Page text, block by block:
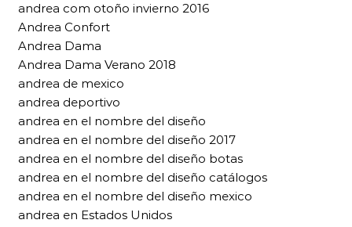
andrea com otoño invierno 2016
Andrea Confort
Andrea Dama
Andrea Dama Verano 2018
andrea de mexico
andrea deportivo
andrea en el nombre del diseño
andrea en el nombre del diseño 2017
andrea en el nombre del diseño botas
andrea en el nombre del diseño catálogos
andrea en el nombre del diseño mexico
andrea en Estados Unidos